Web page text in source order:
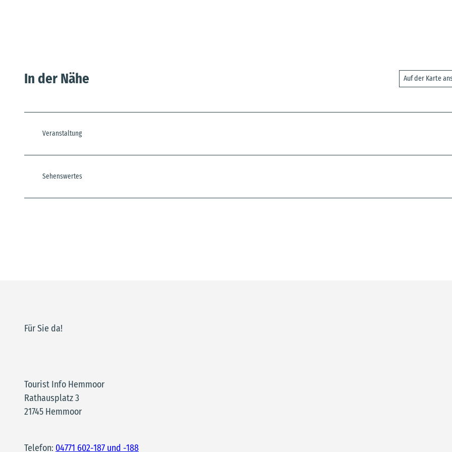
In der Nähe Auf der Karte
Veranstaltung
Sehenswertes
Für Sie da!
Tourist Info Hemmoor
Rathausplatz 3
21745 Hemmoor
Telefon: 04771 602-187 und -188